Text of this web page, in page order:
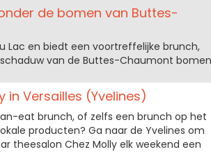
de bomen van Buttes-
Lac en biedt een voortreffelijke brunch,
van de Buttes-Chaumont
Versailles (Yvelines)
eat brunch, of zelfs een brunch op het
producten? Ga naar de Yvelines om
theesalon Chez Molly elk weekend een